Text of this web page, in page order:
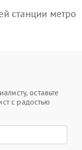
станции метро
оставьте
с радостью